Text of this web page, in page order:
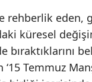
rehberlik
küresel
‘15 Temmuz